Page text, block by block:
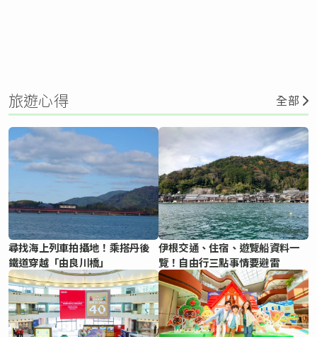
旅遊心得 全部
尋找海上列車拍攝地！乘搭丹後
鐵道穿越「由良川橋」
伊根交通、住宿、遊覽船資料一
覽！自由行三點事情要避雷